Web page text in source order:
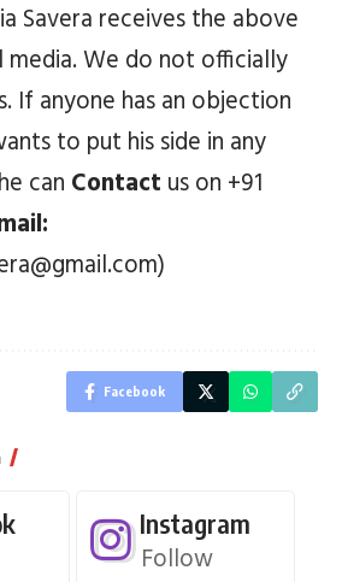
Savera receives the above
We do not officially
If anyone has an objection
to put his side in any
can Contact us on +91
Facebook
Instagram
Follow